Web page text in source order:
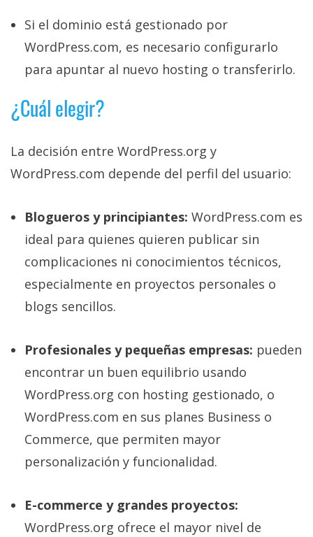
Si el dominio está gestionado por
WordPress.com, es necesario configurarlo
para apuntar al nuevo hosting o transferirlo.
¿Cuál elegir?
La decisión entre WordPress.org y
WordPress.com depende del perfil del usuario:
Blogueros y principiantes: WordPress.com es
ideal para quienes quieren publicar sin
complicaciones ni conocimientos técnicos,
especialmente en proyectos personales o
blogs sencillos.
Profesionales y pequeñas empresas: pueden
encontrar un buen equilibrio usando
WordPress.org con hosting gestionado, o
WordPress.com en sus planes Business o
Commerce, que permiten mayor
personalización y funcionalidad.
E-commerce y grandes proyectos:
WordPress.org ofrece el mayor nivel de